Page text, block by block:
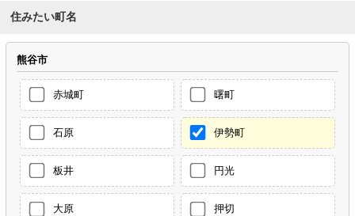
住みたい町名
熊谷市
赤城町 曙町
石原 伊勢町
板井 円光
大原 押切